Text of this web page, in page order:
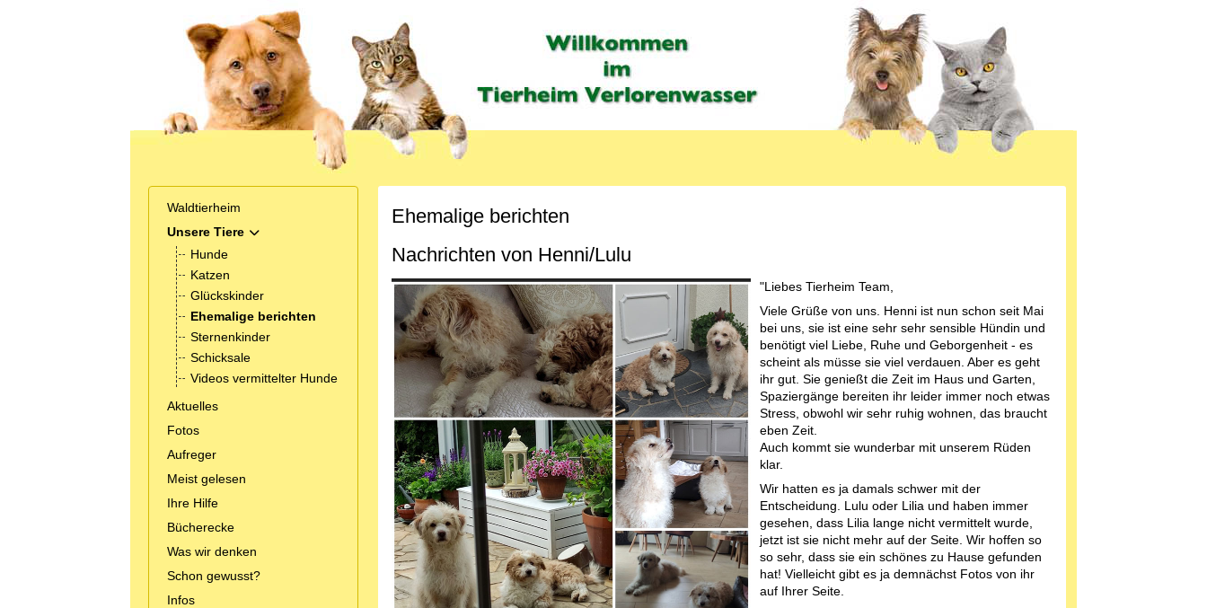
Waldtierheim
Unsere Tiere
MOD_MENU_TOGGLE_SUBMENU_LABEL
Hunde
Katzen
Glückskinder
Ehemalige berichten
Sternenkinder
Schicksale
Videos vermittelter Hunde
Aktuelles
Fotos
Aufreger
Meist gelesen
Ihre Hilfe
Bücherecke
Was wir denken
Schon gewusst?
Infos
Ehemalige berichten
Nachrichten von Henni/Lulu
"Liebes Tierheim Team,
Viele Grüße von uns. Henni ist nun schon seit Mai
bei uns, sie ist eine sehr sehr sensible Hündin und
benötigt viel Liebe, Ruhe und Geborgenheit - es
scheint als müsse sie viel verdauen. Aber es geht
ihr gut. Sie genießt die Zeit im Haus und Garten,
Spaziergänge bereiten ihr leider immer noch etwas
Stress, obwohl wir sehr ruhig wohnen, das braucht
eben Zeit.
Auch kommt sie wunderbar mit unserem Rüden
klar.
Wir hatten es ja damals schwer mit der
Entscheidung. Lulu oder Lilia und haben immer
gesehen, dass Lilia lange nicht vermittelt wurde,
jetzt ist sie nicht mehr auf der Seite. Wir hoffen so
so sehr, dass sie ein schönes zu Hause gefunden
hat! Vielleicht gibt es ja demnächst Fotos von ihr
auf Ihrer Seite.